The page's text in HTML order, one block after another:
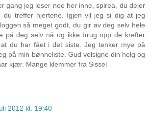
gang jeg leser noe her inne, spirea, du deler
du treffer hjertene. Igjen vil jeg si dig at jeg
så meget godt, du gir av deg selv hele
på deg selv nå og ikke brug opp de krefter
du har fået i det siste. Jeg tenker mye på
på min bønneliste. Gud velsigne din helg og
kjær. Mange klemmer fra Sissel
2012 kl. 19:40